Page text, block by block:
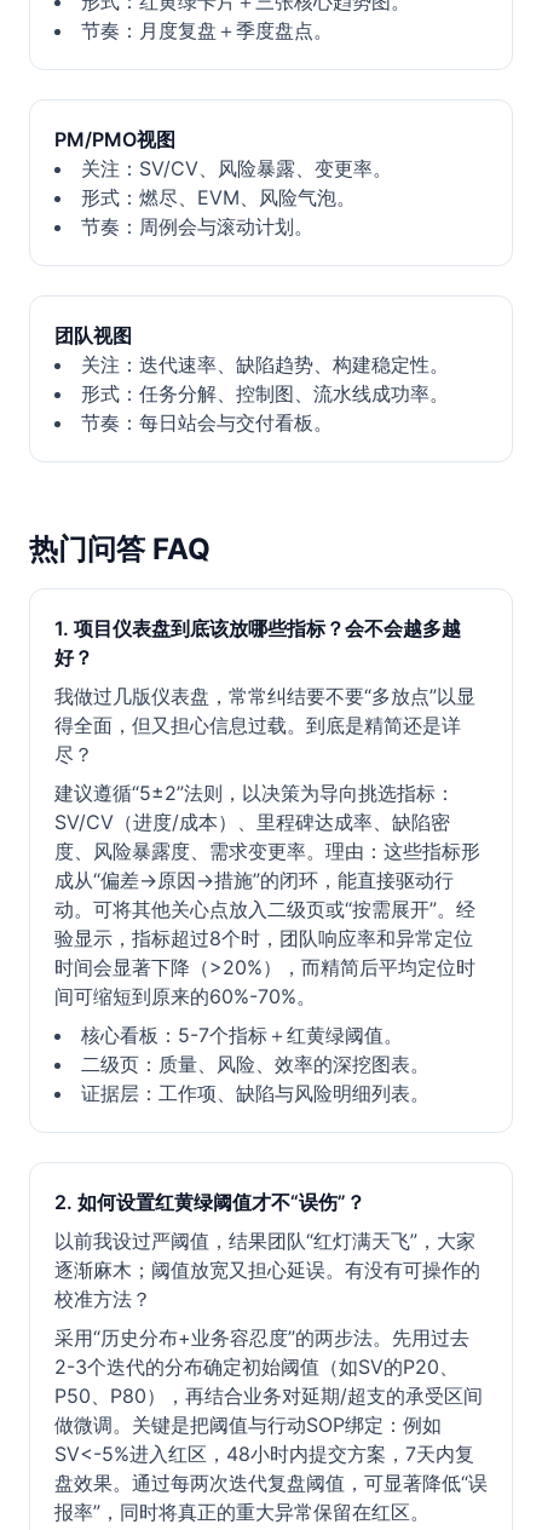
节奏：月度复盘＋季度盘点。
PM/PMO视图
关注：SV/CV、风险暴露、变更率。
形式：燃尽、EVM、风险气泡。
节奏：周例会与滚动计划。
团队视图
关注：迭代速率、缺陷趋势、构建稳定性。
形式：任务分解、控制图、流水线成功率。
节奏：每日站会与交付看板。
热门问答 FAQ
1. 项目仪表盘到底该放哪些指标？会不会越多越
好？
我做过几版仪表盘，常常纠结要不要“多放点”以显
得全面，但又担心信息过载。到底是精简还是详
尽？
建议遵循“5±2”法则，以决策为导向挑选指标：
SV/CV（进度/成本）、里程碑达成率、缺陷密
度、风险暴露度、需求变更率。理由：这些指标形
成从“偏差→原因→措施”的闭环，能直接驱动行
动。可将其他关心点放入二级页或“按需展开”。经
验显示，指标超过8个时，团队响应率和异常定位
时间会显著下降（>20%），而精简后平均定位时
间可缩短到原来的60%-70%。
核心看板：5-7个指标＋红黄绿阈值。
二级页：质量、风险、效率的深挖图表。
证据层：工作项、缺陷与风险明细列表。
2. 如何设置红黄绿阈值才不“误伤”？
以前我设过严阈值，结果团队“红灯满天飞”，大家
逐渐麻木；阈值放宽又担心延误。有没有可操作的
校准方法？
采用“历史分布+业务容忍度”的两步法。先用过去
2-3个迭代的分布确定初始阈值（如SV的P20、
P50、P80），再结合业务对延期/超支的承受区间
做微调。关键是把阈值与行动SOP绑定：例如
SV<-5%进入红区，48小时内提交方案，7天内复
盘效果。通过每两次迭代复盘阈值，可显著降低“误
报率”，同时将真正的重大异常保留在红区。